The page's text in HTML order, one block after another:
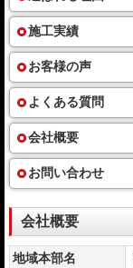
施工実績
お客様の声
よくある質問
会社概要
お問い合わせ
会社概要
地域本部名